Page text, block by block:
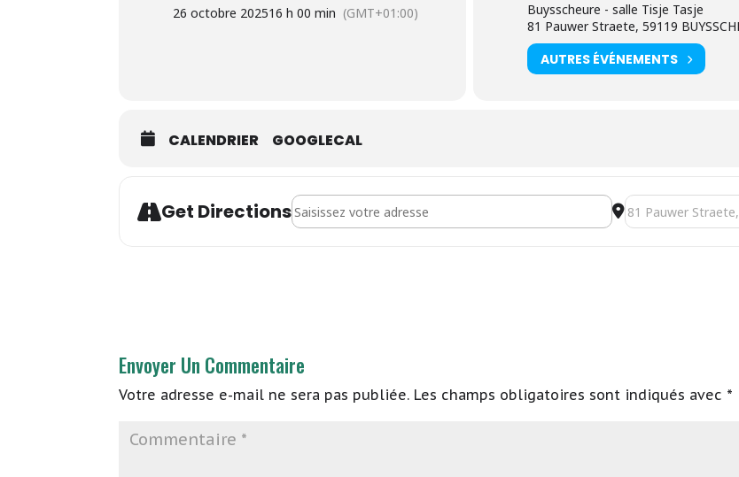
26 octobre 202516 h 00 min (GMT+01:00)
Buysscheure - salle Tisje Tasje
81 Pauwer Straete, ‎59119
AUTRES ÉVÉNEMENTS
CALENDRIER GOOGLECAL
Get DirectionsAddress - Michela Orio - "La chemise noire" [pjw6EVjcA] Destination
Envoyer Un Commentaire
Votre adresse e-mail ne sera pas publiée. Les champs obligatoires sont indiqués avec *